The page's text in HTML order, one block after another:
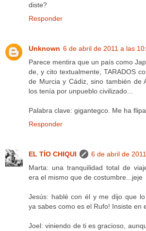
diste?
Responder
Unknown 6 de abril de 2011 a las
Parece mentira que un país como
de, y cito textualmente, TARADOS
de Murcia y Cádiz, sino también de
los tenía por unpueblo civilizado...
Palabra clave: gigantegco. Me ha
Responder
EL TÍO CHIQUI
6 de abril de
Marta: una tranquilidad total de
era el mismo que de costumbre...jeje
Jesús: hablé con él y me dijo que
ya sabes como es el Rufo! Insiste en
Joel: viniendo de ti es gracioso,